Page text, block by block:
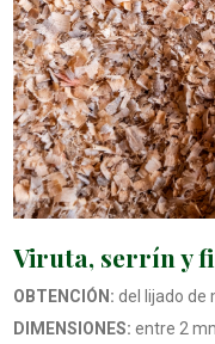
Viruta, serrín y
OBTENCIÓN: del lijado de
DIMENSIONES: entre 2